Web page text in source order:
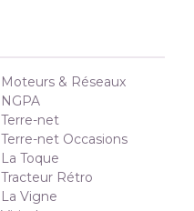
Moteurs & Réseaux
NGPA
Terre-net
Terre-net Occasions
La Toque
Tracteur Rétro
La Vigne